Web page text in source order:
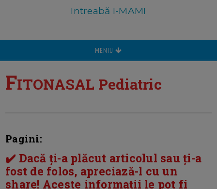
Intreabă I-MAMI
MENIU
FITONASAL Pediatric
Pagini:
✔️ Dacă ți-a plăcut articolul sau ți-a
fost de folos, apreciază-l cu un
share! Aceste informații le pot fi